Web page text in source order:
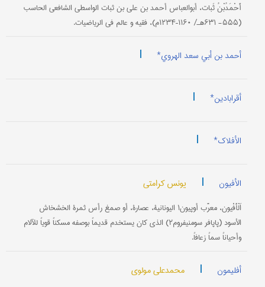
أَحْمَدُبْنُ ثَبات، أبوالعباس أحمد بن علي بن ثبات الواسطي الشافعي الحاسب
(۵۵۵- ۶۳۱هـ/ ۱۱۶۰–۱۲۳۴م)، فقیه و عالم في الریاضیات.
أحمد بن أبي سعد الهروي* |
أقرابادین* |
الأفلاک* |
الأفیون | یونس کرامتي
اَلْأَفْيون، معرَّب أوپيون۱ اليونانية، عصارة، أو صمغ رأس ثمرة الخشخاش
الأسود (پاپافر سومنيفروم۲) الذي كان يستخدم قديماً بوصفه مسكناً قوياً للآلام
وأحياناً سماً زعافاً.
أفلیمون | محمدعلي مولوي